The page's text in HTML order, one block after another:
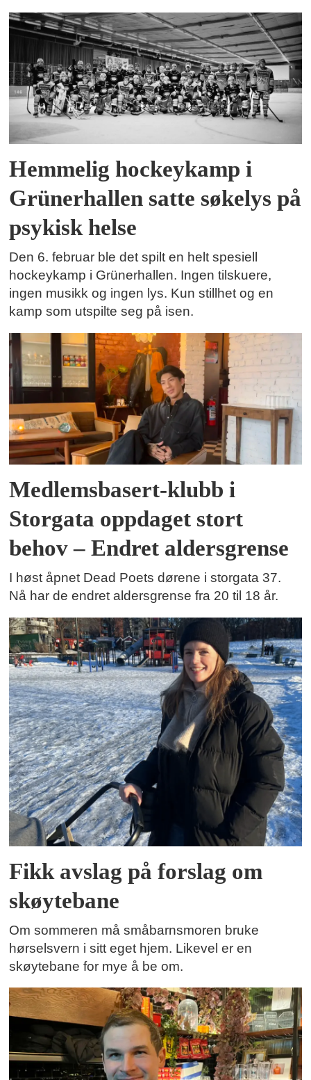
Hemmelig hockeykamp i
Grünerhallen satte søkelys på
psykisk helse
Den 6. februar ble det spilt en helt spesiell
hockeykamp i Grünerhallen. Ingen tilskuere,
ingen musikk og ingen lys. Kun stillhet og en
kamp som utspilte seg på isen.
Medlemsbasert-klubb i
Storgata oppdaget stort
behov – Endret aldersgrense
I høst åpnet Dead Poets dørene i storgata 37.
Nå har de endret aldersgrense fra 20 til 18 år.
Fikk avslag på forslag om
skøytebane
Om sommeren må småbarnsmoren bruke
hørselsvern i sitt eget hjem. Likevel er en
skøytebane for mye å be om.